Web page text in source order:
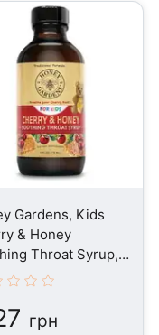
Gardens, Kids
& Honey
Throat Syrup,
118 мл
грн